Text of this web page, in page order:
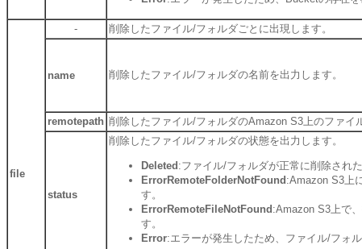
file
- 削除したファイル/フォルダごとに出現します。
name 削除したファイル/フォルダの名前を出力します。
remotepath 削除したファイル/フォルダのAmazon S3上のファイ
status
削除したファイル/フォルダの状態を出力します。
Deleted :ファイル/フォルダが正常に削除された
ErrorRemoteFolderNotFound :Amazon S3上
す。
ErrorRemoteFileNotFound :Amazon S3上で
す。
Error:エラーが発生したため、ファイル/フォ